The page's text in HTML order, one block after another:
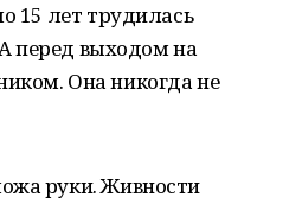
15 лет трудилась
перед выходом на
Она никогда не
руки. Живности